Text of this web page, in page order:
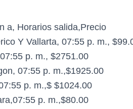
a, Horarios salida,Precio
Y Vallarta, 07:55 p. m.,
p. m., $2751.00
07:55 p. m.,$1925.00
p. m.,$ $1024.00
p. m.,$80.00